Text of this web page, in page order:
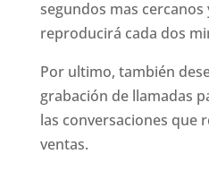
segundos mas cercanos
reproducirá cada dos
Por ultimo, también
grabación de llamadas
las conversaciones que
ventas.